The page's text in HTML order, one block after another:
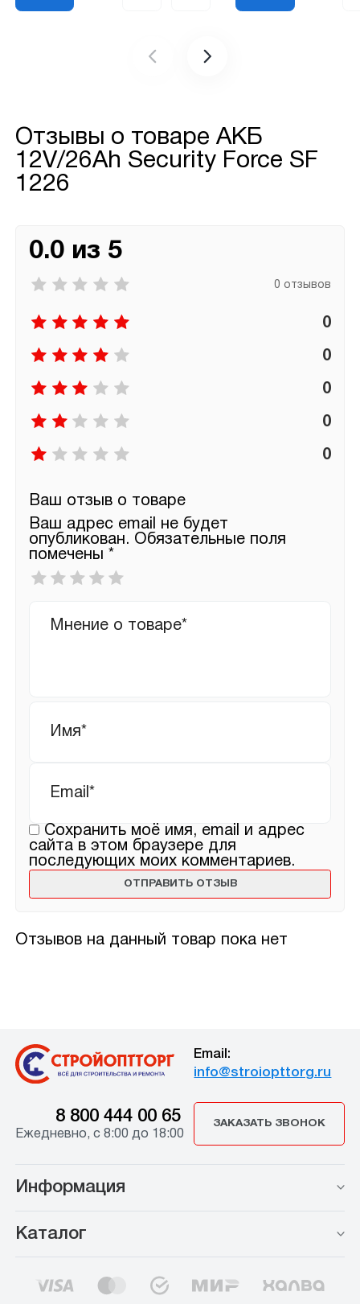
Отзывы о товаре АКБ
12V/26Ah Security Force SF
1226
Отзывов на данный товар пока нет
0.0 из 5
0 отзывов
0
0
0
0
0
Ваш отзыв о товаре
Ваш адрес email не будет
опубликован. Обязательные поля
помечены *
Ваша
оценка
отзыв
Сохранить моё имя, email и адрес
сайта в этом браузере для
последующих моих комментариев.
Email:
info@stroiopttorg.ru
8 800 444 00 65
Ежедневно, с 8:00 до 18:00
ЗАКАЗАТЬ ЗВОНОК
Информация
Каталог